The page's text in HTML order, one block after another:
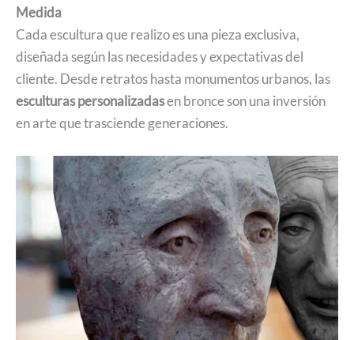
Medida
Cada escultura que realizo es una pieza exclusiva,
diseñada según las necesidades y expectativas del
cliente. Desde retratos hasta monumentos urbanos, las
esculturas personalizadasen bronce son una inversión
en arte que trasciende generaciones.